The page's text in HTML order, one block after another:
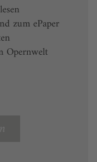
zum ePaper
Opernwelt